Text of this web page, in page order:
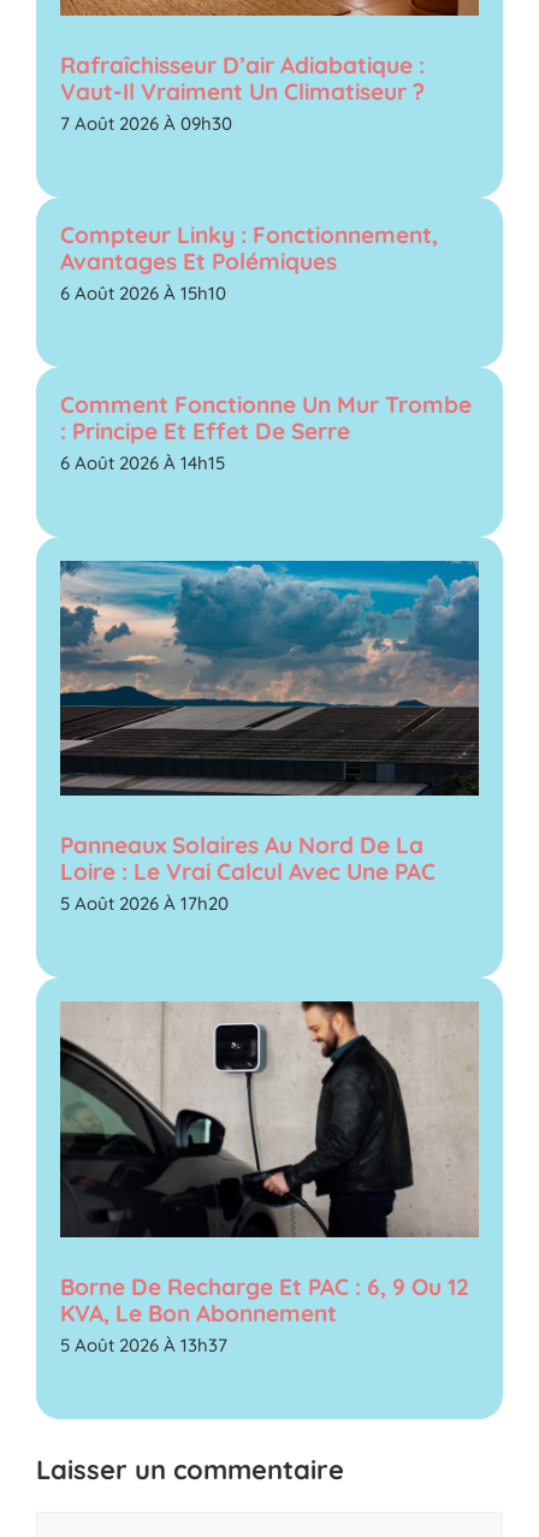
Rafraîchisseur D’air Adiabatique :
Vaut-Il Vraiment Un Climatiseur ?
7 Août 2026 À 09h30
Compteur Linky : Fonctionnement,
Avantages Et Polémiques
6 Août 2026 À 15h10
Comment Fonctionne Un Mur Trombe
: Principe Et Effet De Serre
6 Août 2026 À 14h15
Panneaux Solaires Au Nord De La
Loire : Le Vrai Calcul Avec Une PAC
5 Août 2026 À 17h20
Borne De Recharge Et PAC : 6, 9 Ou 12
KVA, Le Bon Abonnement
5 Août 2026 À 13h37
Laisser un commentaire